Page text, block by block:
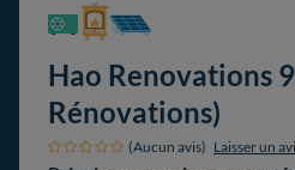
Hao Renovations
Rénovations)
(Aucun avis) Laisser un